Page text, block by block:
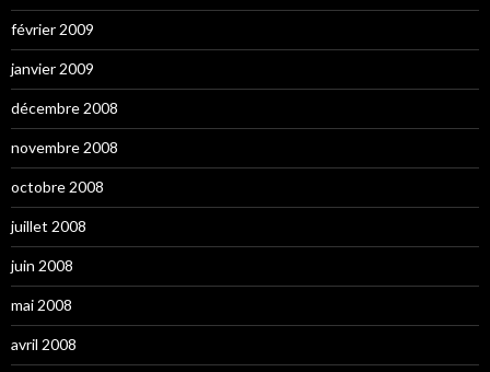
février 2009
janvier 2009
décembre 2008
novembre 2008
octobre 2008
juillet 2008
juin 2008
mai 2008
avril 2008